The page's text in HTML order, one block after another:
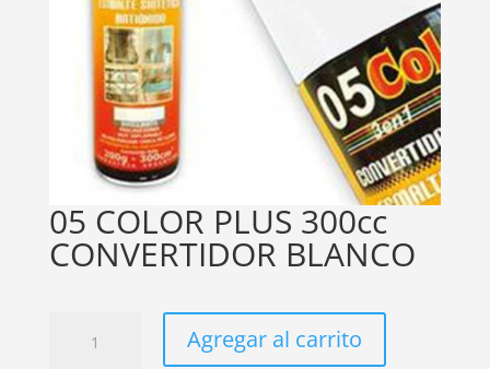
05 COLOR PLUS 300cc
CONVERTIDOR BLANCO
COLOR
Agregar al carrito